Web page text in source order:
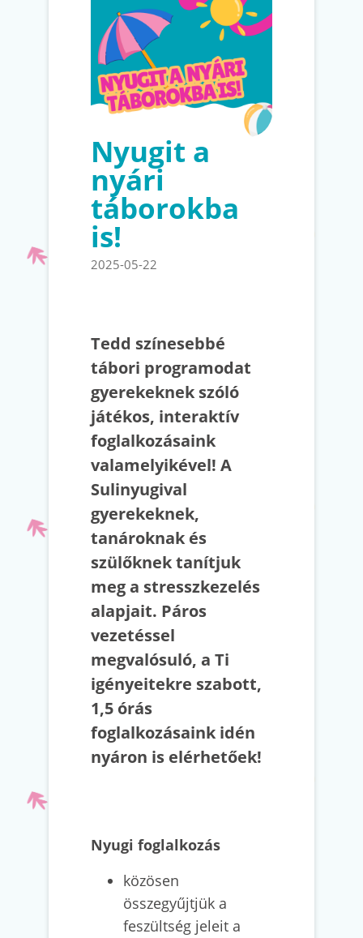
Nyugit a
nyári
táborokba
is!
2025-05-22
Tedd színesebbé
tábori programodat
gyerekeknek szóló
játékos, interaktív
foglalkozásaink
valamelyikével! A
Sulinyugival
gyerekeknek,
tanároknak és
szülőknek tanítjuk
meg a stresszkezelés
alapjait. Páros
vezetéssel
megvalósuló, a Ti
igényeitekre szabott,
1,5 órás
foglalkozásaink idén
nyáron is elérhetőek!
Nyugi foglalkozás
közösen
összegyűjtjük a
feszültség jeleit a